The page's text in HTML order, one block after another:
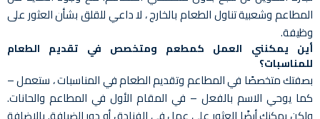
المطاعم وشعبية تناول الطعام بالخارج ، لا داعي للقلق بشأن العثور على
وظيفة.
أين يمكنني العمل كمطعم ومتخصص في تقديم الطعام
للمناسبات؟
بصفتك متخصصًا في المطاعم وتقديم الطعام في المناسبات ، ستعمل –
كما يوحي الاسم بالفعل – في المقام الأول في المطاعم والحانات.